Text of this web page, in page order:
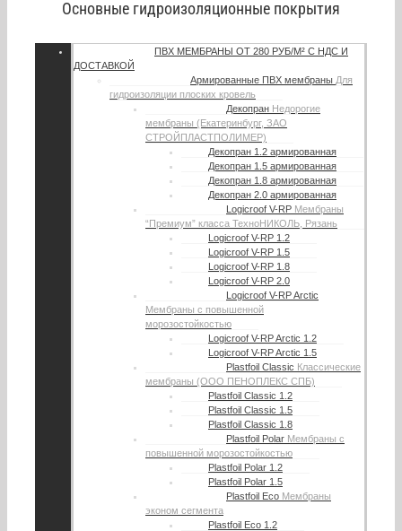
Основные гидроизоляционные покрытия
ПВХ МЕМБРАНЫ ОТ 280 РУБ/М² С НДС И
ДОСТАВКОЙ
Армированные ПВХ мембраны Для
гидроизоляции плоских кровель
Декопран Недорогие
мембраны (Екатеринбург, ЗАО
СТРОЙПЛАСТПОЛИМЕР)
Декопран 1.2 армированная
Декопран 1.5 армированная
Декопран 1.8 армированная
Декопран 2.0 армированная
Logicroof V-RP Мембраны
“Премиум” класса ТехноНИКОЛЬ, Рязань
Logicroof V-RP 1.2
Logicroof V-RP 1.5
Logicroof V-RP 1.8
Logicroof V-RP 2.0
Logicroof V-RP Arctic
Мембраны с повышенной
морозостойкостью
Logicroof V-RP Arctic 1.2
Logicroof V-RP Arctic 1.5
Plastfoil Classic Классические
мембраны (ООО ПЕНОПЛЕКС СПБ)
Plastfoil Classic 1.2
Plastfoil Classic 1.5
Plastfoil Classic 1.8
Plastfoil Polar Мембраны с
повышенной морозостойкостью
Plastfoil Polar 1.2
Plastfoil Polar 1.5
Plastfoil Eco Мембраны
эконом сегмента
Plastfoil Eco 1.2